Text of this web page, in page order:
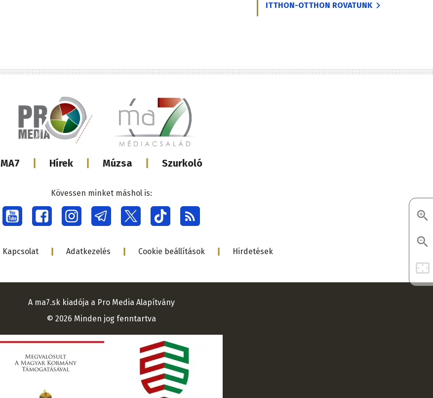
ITTHON-OTTHON ROVATUNK
Lábléc
médiacsalád
MA7 Hírek Múzsa Szurkoló
Social
menu
Kövessen minket máshol is:
Lábléc
Kapcsolat Adatkezelés Cookie beállítások Hirdetések
A ma7.sk kiadója a Pro Media Alapítvány
© 2026 Minden jog fenntartva